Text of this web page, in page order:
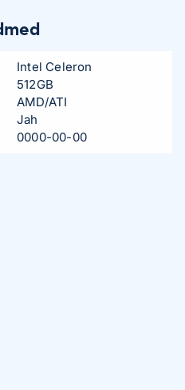
Intel Celeron
512GB
AMD/ATI
Jah
0000-00-00